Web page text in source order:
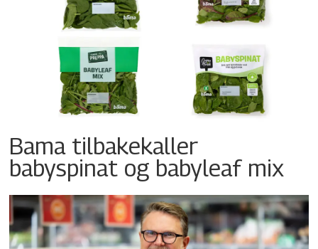
Bama tilbakekaller
babyspinat og babyleaf mix